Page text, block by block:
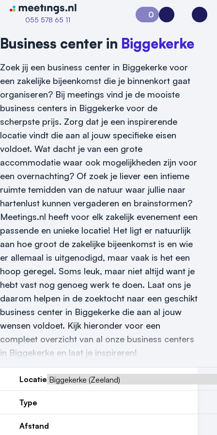
Naar home van Meetings
055 578 65 11
Vraag locatie aan
Locatiegids
Meld locatie aan
Nieuws
Reviews (5⭐️)
Contact
0
Aanvraag 0Inloggen
Business center in Biggekerke
Zoek jij een business center in Biggekerke voor
een zakelijke bijeenkomst die je binnenkort gaat
organiseren? Bij meetings vind je de mooiste
business centers in Biggekerke voor de
scherpste prijs. Zorg dat je een inspirerende
locatie vindt die aan al jouw specifieke eisen
voldoet. Wat dacht je van een grote
accommodatie waar ook mogelijkheden zijn voor
een overnachting? Of zoek je liever een intieme
ruimte temidden van de natuur waar jullie naar
hartenlust kunnen vergaderen en brainstormen?
Meetings.nl heeft voor elk zakelijk evenement een
passende en unieke locatie! Het ligt er natuurlijk
aan hoe groot de zakelijke bijeenkomst is en wie
er allemaal is uitgenodigd, maar vaak is het een
hoop geregel. Soms leuk, maar niet altijd want je
hebt vast nog genoeg werk te doen. Laat ons je
daarom helpen in de zoektocht naar een geschikt
business center in Biggekerke die aan al jouw
wensen voldoet. Kijk hieronder voor een
compleet overzicht van al onze business centers
in Biggekerke en laat je inspireren!
Locatie
Type
Afstand